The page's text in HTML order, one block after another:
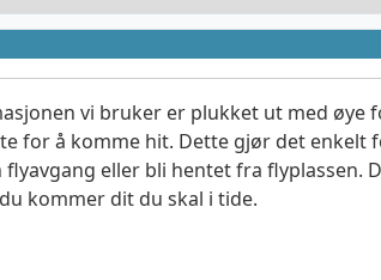
vi bruker er plukket ut med øye
for å komme hit. Dette gjør det enkelt
eller bli hentet fra flyplassen.
kommer dit du skal i tide.